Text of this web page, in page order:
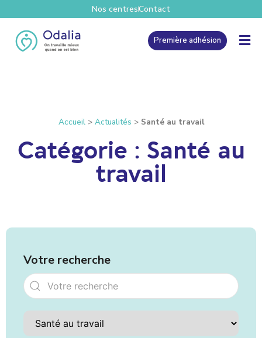
Nos centresContact
Première adhésion
Accueil> Actualités > Santé au travail
Catégorie : Santé au
travail
Votre recherche